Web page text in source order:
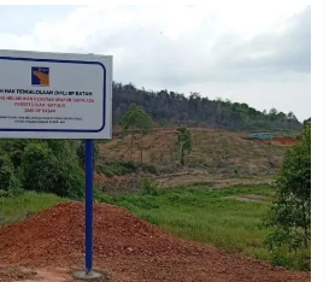
Pemko Batam Tegaskan RT dan
RW bukan Petugas Pendataan
dan Pemungutan Pajak
AGUSTUS 1, 2026 0